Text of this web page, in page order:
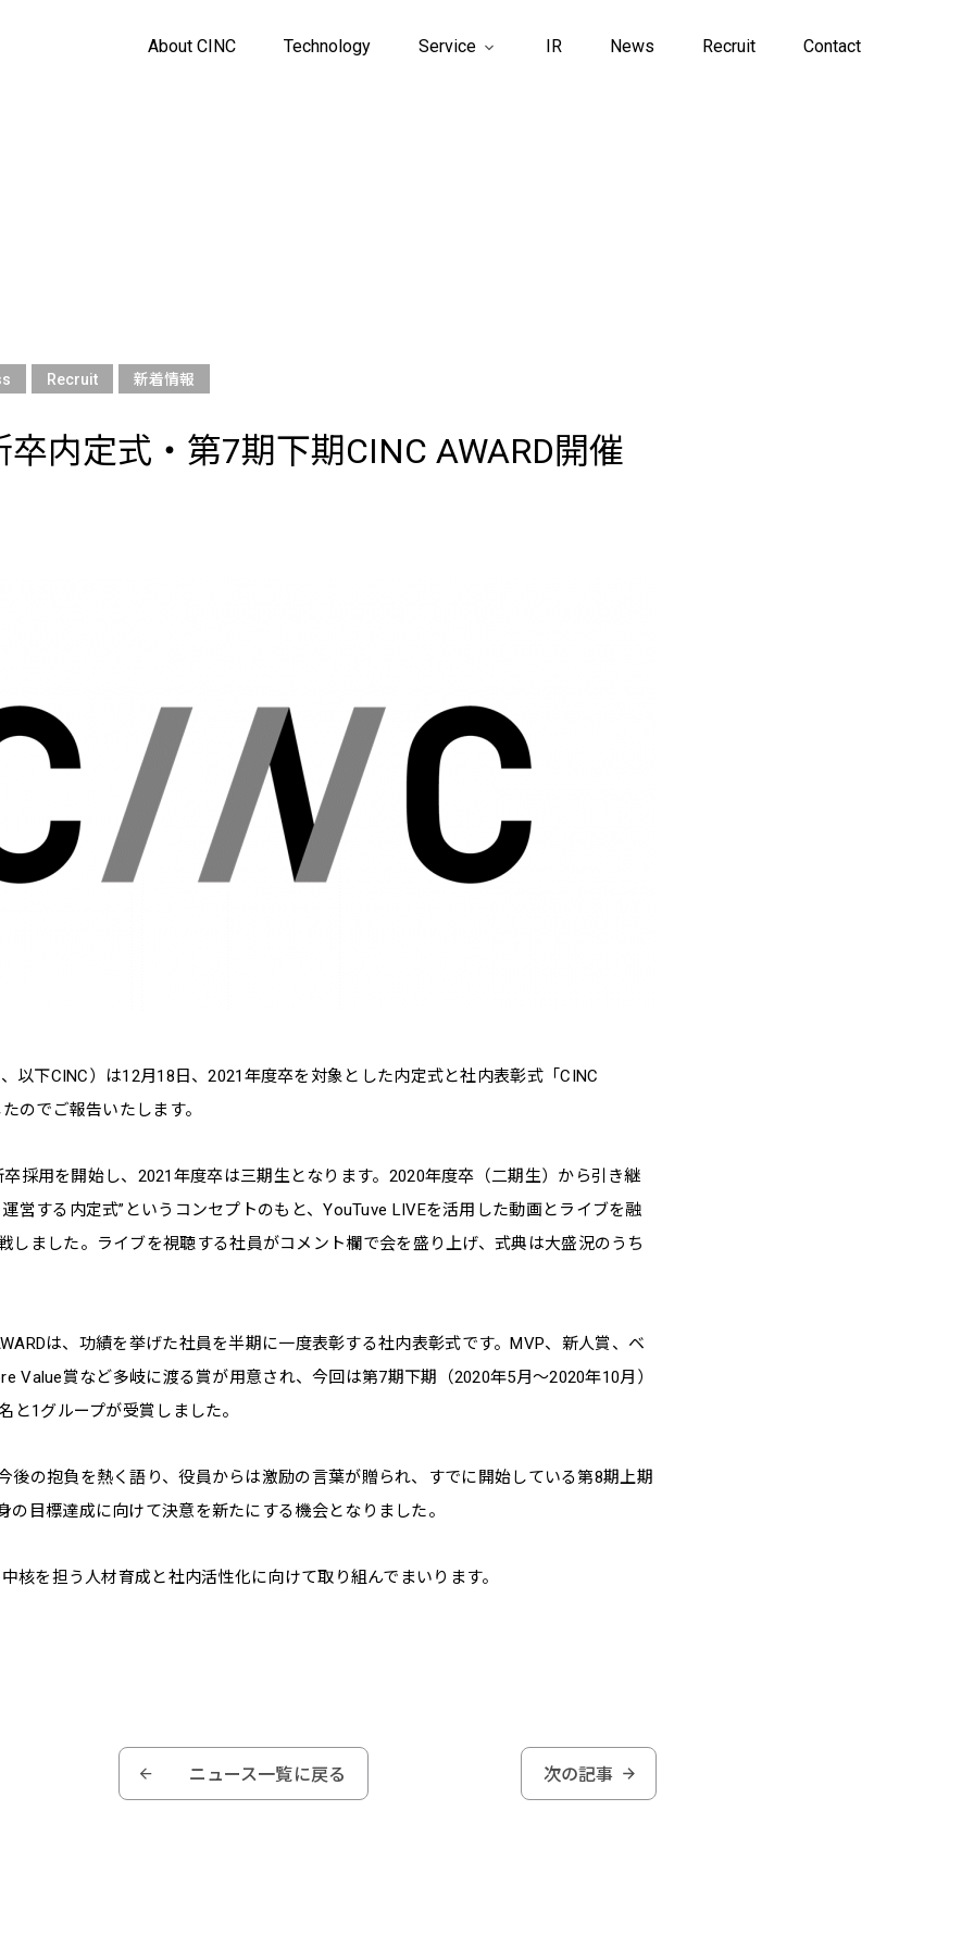
About CINC Technology Service IR News Recruit Contact
Recruit 新着情報
内定式・第7期下期CINC AWARD開催
以下CINC）は12月18日、2021年度卒を対象とした内定式と社内表彰式「CINC
のでご報告いたします。
採用を開始し、2021年度卒は三期生となります。2020年度卒（二期生）から引き継
営する内定式”というコンセプトのもと、YouTuve LIVEを活用した動画とライブを融
しました。
ライブを視聴する社員がコメント欄で会を盛り上げ、式典は大盛況のうち
は、功績を挙げた社員を半期に一度表彰する社内表彰式です。MVP、新人賞、ベ
Value賞など多岐に渡る賞が用意され、今回は第7期下期（2020年5月～2020年10月）
と1グループが受賞しました。
後の抱負を熱く語り、役員からは激励の言葉が贈られ、すでに開始している第8期上期
の目標達成に向けて決意を新たにする機会となりました。
核を担う人材育成と社内活性化に向けて取り組んでまいります。
ニュース一覧に戻る 次の記事